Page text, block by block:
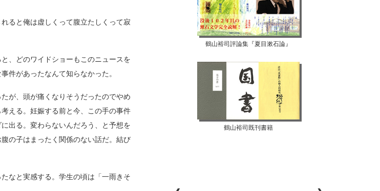
ると俺は虚しくって腹立たしくって寂
、どのワイドショーもこのニュースを
件があったなんて知らなかった。
が、頭が痛くなりそうだったのでやめ
える。妊娠する前と今、この手の事件
出る。変わらないんだろう、と予想を
の子はまったく関係のない話だ。結び
なと実感する。学生の頃は「一雨きそ
鶴山裕司評論集『夏目漱石論』
鶴山裕司既刊書籍